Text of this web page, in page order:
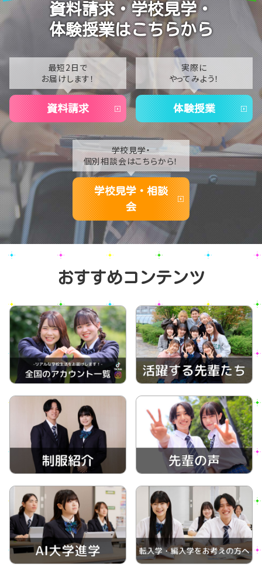
合同研修に行ってきました⭐
【東京】教育連携校の先輩たちと球技大会に参加しまし
2023
2021
2020
資料請求・学校見学・
体験授業はこちらから
最短2日で
お届けします！
資料請求
実際に
やってみよう！
体験授業
学校見学・
個別相談会はこちらから！
学校見学・相談
会
おすすめコンテンツ